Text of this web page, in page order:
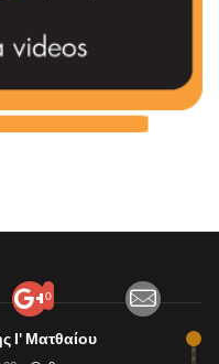
0
Ι' Ματθαίου